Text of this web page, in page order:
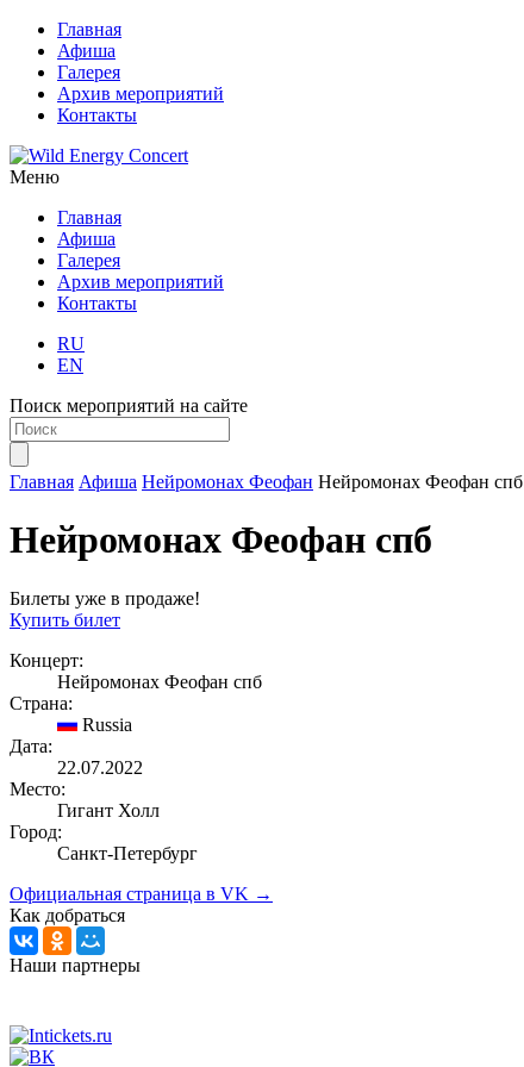
Главная
Афиша
Галерея
Архив мероприятий
Контакты
Меню
Главная
Афиша
Галерея
Архив мероприятий
Контакты
RU
EN
Поиск мероприятий на сайте
Главная Афиша Нейромонах Феофан Нейромонах Феофан спб
Нейромонах Феофан спб
Билеты уже в продаже!
Купить билет
Концерт:
Нейромонах Феофан спб
Страна:
Russia
Дата:
22.07.2022
Место:
Гигант Холл
Город:
Санкт-Петербург
Официальная страница в VK →
Как добраться
Наши партнеры